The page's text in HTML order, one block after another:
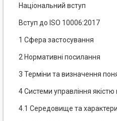
Національний вступ
Вступ до ISO 10006:2017
1 Сфера застосування
2 Нормативні посилання
3 Терміни та визначення
4 Системи управління якістю
4.1 Середовище та